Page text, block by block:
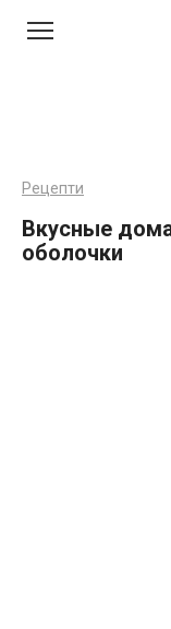
Рецепти
Вкусные
оболочки